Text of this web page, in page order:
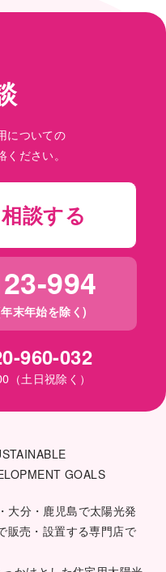
についての
ださい。
談する
994
末年始を除く)
960-032
（土日祝除く）
大分・鹿児島で太陽光発
販売・設置する専門店で